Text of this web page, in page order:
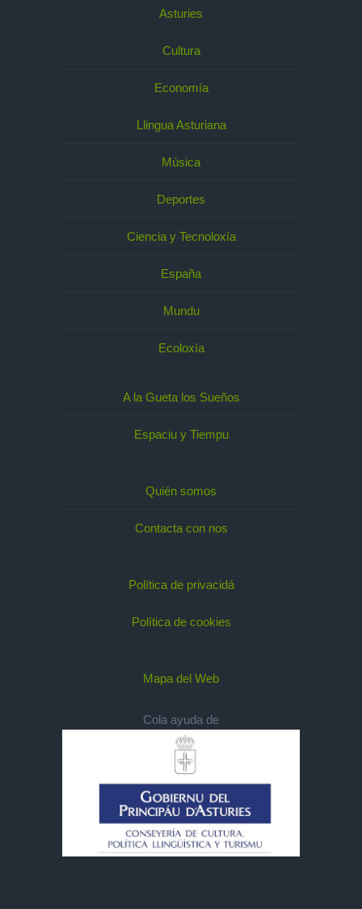
Asturies
Cultura
Economía
Llingua Asturiana
Música
Deportes
Ciencia y Tecnoloxía
España
Mundu
Ecoloxía
A la Gueta los Sueños
Espaciu y Tiempu
Quién somos
Contacta con nos
Política de privacidá
Política de cookies
Mapa del Web
Cola ayuda de